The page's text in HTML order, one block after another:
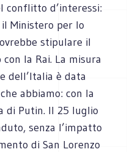
conflitto d’interessi:
Ministero per lo
stipulare il
la Rai. La misura
dell’Italia è data
abbiamo: con la
di Putin. Il 25 luglio
senza l’impatto
di San Lorenzo